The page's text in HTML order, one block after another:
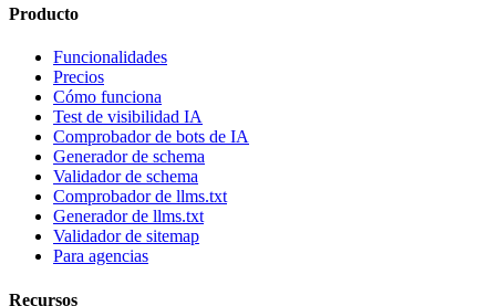
Producto
Funcionalidades
Precios
Cómo funciona
Test de visibilidad IA
Comprobador de bots de IA
Generador de schema
Validador de schema
Comprobador de llms.txt
Generador de llms.txt
Validador de sitemap
Para agencias
Recursos